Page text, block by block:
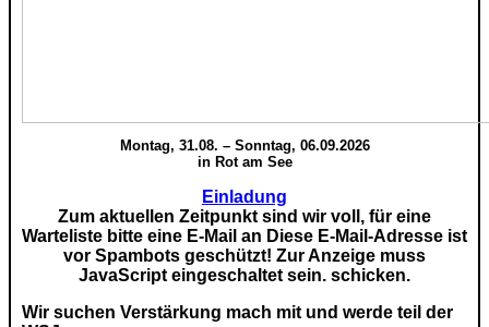
Montag, 31.08. – Sonntag, 06.09.2026
in Rot am See
Einladung
Zum aktuellen Zeitpunkt sind wir voll, für eine
Warteliste bitte eine E-Mail an Diese E-Mail-Adresse ist
vor Spambots geschützt! Zur Anzeige muss
JavaScript eingeschaltet sein. schicken.
Wir suchen Verstärkung mach mit und werde teil der